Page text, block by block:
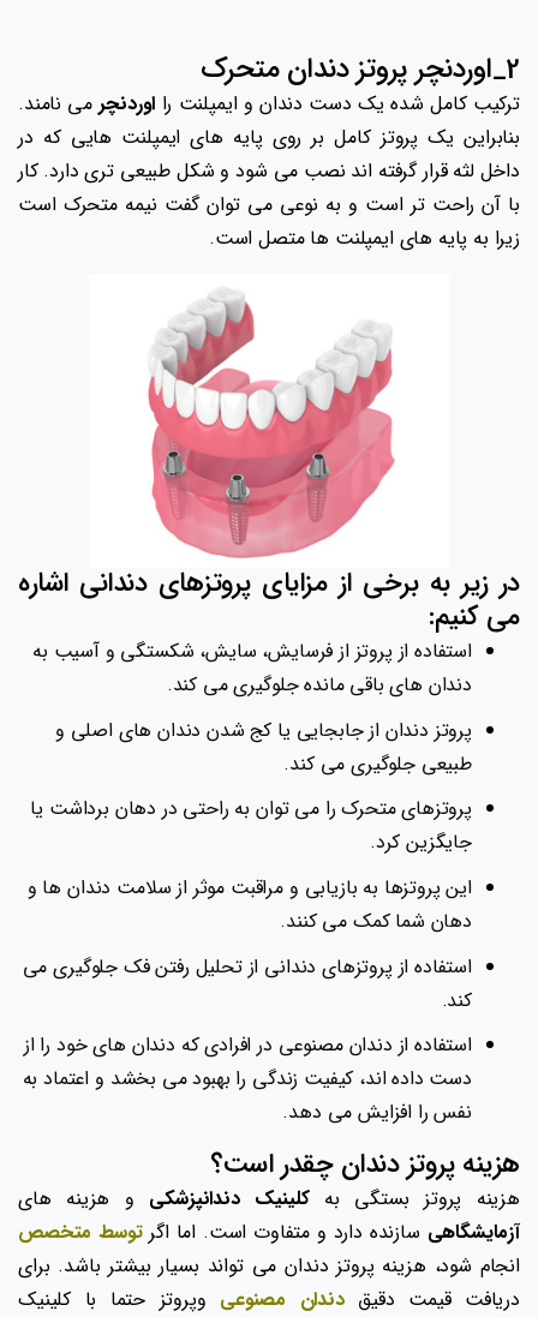
2_اوردنچر پروتز دندان متحرک
ترکیب کامل شده یک دست دندان و ایمپلنت را اوردنچرمی نامند.
بنابراین یک پروتز کامل بر روی پایه های ایمپلنت هایی که در
داخل لثه قرار گرفته اند نصب می شود و شکل طبیعی تری دارد. کار
با آن راحت تر است و به نوعی می توان گفت نیمه متحرک است
زیرا به پایه های ایمپلنت ها متصل است.
در زیر به برخی از مزایای پروتزهای دندانی اشاره
می کنیم:
استفاده از پروتز از فرسایش، سایش، شکستگی و آسیب به
دندان های باقی مانده جلوگیری می کند.
پروتز دندان از جابجایی یا کج شدن دندان های اصلی و
طبیعی جلوگیری می کند.
پروتزهای متحرک را می توان به راحتی در دهان برداشت یا
جایگزین کرد.
این پروتزها به بازیابی و مراقبت موثر از سلامت دندان ها و
دهان شما کمک می کنند.
استفاده از پروتزهای دندانی از تحلیل رفتن فک جلوگیری می
کند.
استفاده از دندان مصنوعی در افرادی که دندان های خود را از
دست داده اند، کیفیت زندگی را بهبود می بخشد و اعتماد به
نفس را افزایش می دهد.
هزینه پروتز دندان چقدر است؟
هزینه پروتز بستگی بهکلینیک دندانپزشکی و هزینه های
آزمایشگاهی سازنده دارد و متفاوت است. اما اگرتوسط متخصص
انجام شود، هزینه پروتز دندان می تواند بسیار بیشتر باشد. برای
دریافت قیمت دقیقدندان مصنوعی وپروتز حتما با کلینیک